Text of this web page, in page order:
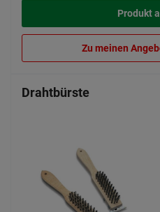
Produkt
Zu meinen
Drahtbürste